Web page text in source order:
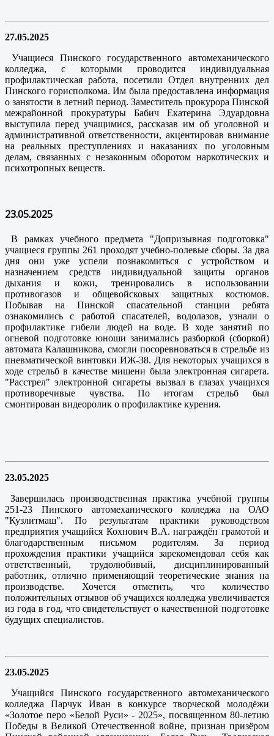
27.05.2025
Учащиеся Пинского государственного автомеханического
колледжа, с которыми проводится индивидуальная
профилактическая работа, посетили Отдел внутренних дел
Пинского горисполкома. Им была предоставлена информация
о занятости в летний период. Заместитель прокурора Пинской
межрайонной прокуратуры Бабич Екатерина Эдуардовна
выступила перед учащимися, рассказав им об уголовной и
административной ответственности, акцентировав внимание
на реальных преступлениях и наказаниях по уголовным
делам, связанных с незаконным оборотом наркотических и
психотропных веществ.
23.05.2025
В рамках учебного предмета "Допризывная подготовка"
учащиеся группы 261 проходят учебно-полевые сборы. За два
дня они уже успели познакомиться с устройством и
назначением средств индивидуальной защиты органов
дыхания и кожи, тренировались в использовании
противогазов и общевойсковых защитных костюмов.
Побывав на Пинской спасательной станции ребята
ознакомились с работой спасателей, водолазов, узнали о
профилактике гибели людей на воде. В ходе занятий по
огневой подготовке юноши занимались разборкой (сборкой)
автомата Калашникова, смогли посоревноваться в стрельбе из
пневматической винтовки ИЖ-38. Для некоторых учащихся в
ходе стрельб в качестве мишени была электронная сигарета.
"Расстрел" электронной сигареты вызвал в глазах учащихся
противоречивые чувства. По итогам стрельб был
смонтирован видеоролик о профилактике курения.
23.05.2025
Завершилась производственная практика учебной группы
251-23 Пинского автомеханического колледжа на ОАО
"Кузлитмаш". По результатам практики руководством
предприятия учащийся Кохнович В.А. награждён грамотой и
благодарственным письмом родителям. За период
прохождения практики учащийся зарекомендовал себя как
ответственный, трудолюбивый, дисциплинированный
работник, отлично применяющий теоретические знания на
производстве. Хочется отметить, что количество
положительных отзывов об учащихся колледжа увеличивается
из года в год, что свидетельствует о качественной подготовке
будущих специалистов.
23.05.2025
Учащийся Пинского государственного автомеханического
колледжа Парчук Иван в конкурсе творческой молодёжи
«Золотое перо «Белой Руси» - 2025», посвященном 80-летию
Победы в Великой Отечественной войне, признан призёром